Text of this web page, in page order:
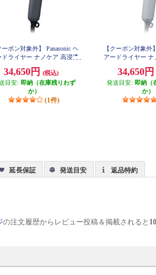
ーポン対象外】 Panasonic ヘ
ドライヤー ナノケア 高浸透
NA0K-K
34,650円
(税込)
目安: 即納（在庫残りわず
か）
(1件)
【クーポン対象外
アードライヤー ナ
H
34,650円
発送目安: 即納（
か）
延長保証 発送目安 返品特約
の注文履歴からレビュー投稿＆掲載されると